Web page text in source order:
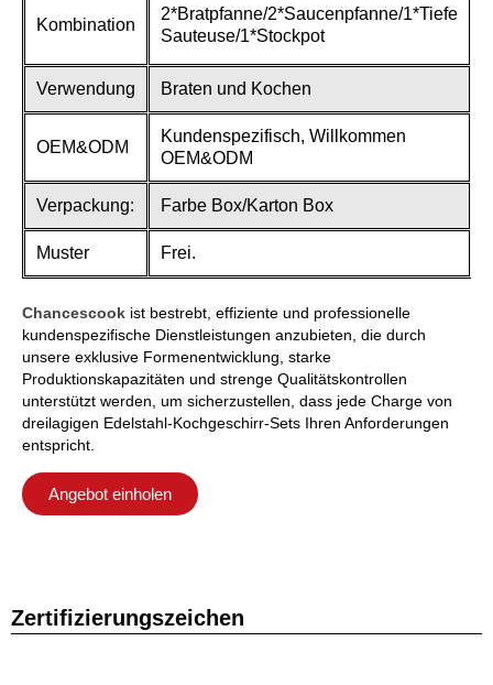
Kombination
2*Bratpfanne/2*Saucenpfanne/1*Tiefe
Sauteuse/1*Stockpot
Verwendung Braten und Kochen
OEM&ODM
Kundenspezifisch, Willkommen
OEM&ODM
Verpackung: Farbe Box/Karton Box
Muster Frei.
Chancescook ist bestrebt, effiziente und professionelle
kundenspezifische Dienstleistungen anzubieten, die durch
unsere exklusive Formenentwicklung, starke
Produktionskapazitäten und strenge Qualitätskontrollen
unterstützt werden, um sicherzustellen, dass jede Charge von
dreilagigen Edelstahl-Kochgeschirr-Sets Ihren Anforderungen
entspricht.
Angebot einholen
Zertifizierungszeichen